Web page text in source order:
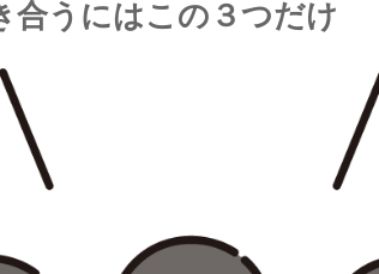
合うにはこの３つだけ